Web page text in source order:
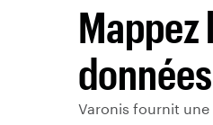
données
Varonis fournit